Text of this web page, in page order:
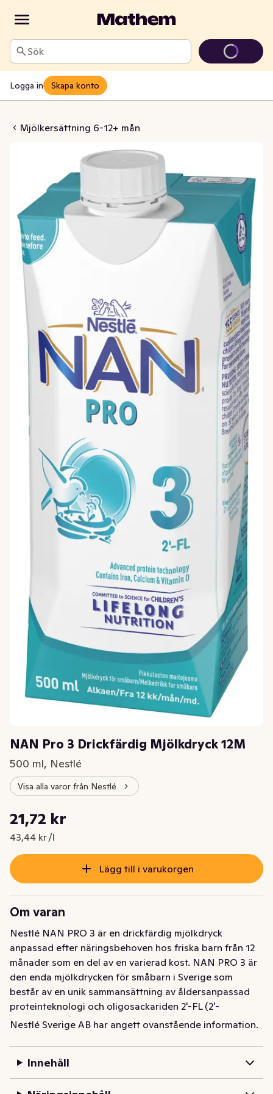
Sök
Logga in Skapa konto
Mjölkersättning 6-12+ mån
Mjölkdryck 12M
NAN Pro 3 Drickfärdig Mjölkdryck 12M
500 ml, Nestlé
Visa alla varor från Nestlé
Nuvarande pris är: 21,72 kr
21,72 kr
43,44 kr /l
Styckpris: 43,44 kr /l
Lägg till i varukorgen
Om varan
Nestlé NAN PRO 3 är en drickfärdig mjölkdryck
anpassad efter näringsbehoven hos friska barn från 12
månader som en del av en varierad kost. NAN PRO 3 är
den enda mjölkdrycken för småbarn i Sverige som
består av en unik sammansättning av åldersanpassad
proteinteknologi och oligosackariden 2'-FL (2'-
fukosyllaktos), en syntetiskt framställd oligosackarid
oligosackariden i modersmjölk. NAN PRO 3 är en
näringsrik mjölkdryck som kan vara ett alternativ till eller
ersättning för vanlig mjölk som en del av barnets kost.
Nestlé Sverige AB har angett ovanstående information.
Innehåll